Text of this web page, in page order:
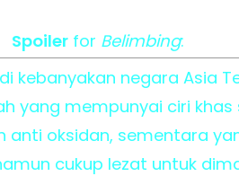
Spoilerfor Belimbing:
kebanyakan negara Asia
yang mempunyai ciri
anti oksidan, sementara
cukup lezat untuk